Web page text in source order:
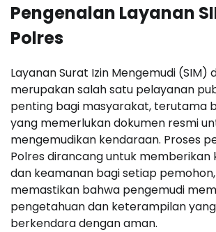
Pengenalan Layanan
Polres
Layanan Surat Izin Mengemudi (SIM)
merupakan salah satu pelayanan
penting bagi masyarakat, terutama
yang memerlukan dokumen resmi
mengemudikan kendaraan. Proses
Polres dirancang untuk memberikan
dan keamanan bagi setiap
memastikan bahwa pengemudi
pengetahuan dan keterampilan
berkendara dengan aman.